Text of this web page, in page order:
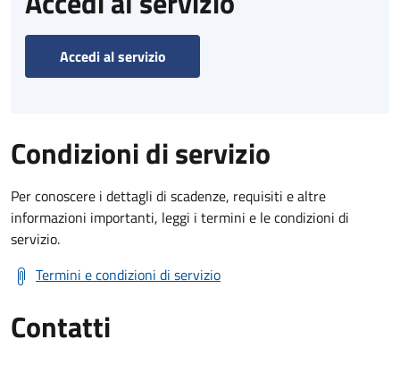
Accedi al servizio
Condizioni di servizio
Per conoscere i dettagli di scadenze, requisiti e altre
informazioni importanti, leggi i termini e le condizioni di
servizio.
Termini e condizioni di servizio
Contatti